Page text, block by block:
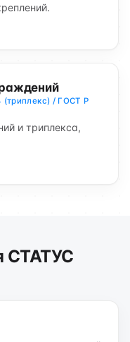
/ ГОСТ Р
и триплекса,
СТАТУС